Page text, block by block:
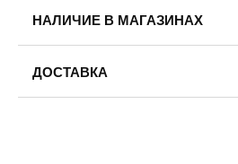
НАЛИЧИЕ В МАГАЗИНАХ
ДОСТАВКА
Пермь — бесплатно